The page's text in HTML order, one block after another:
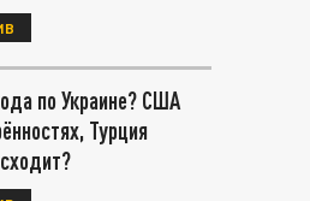
по Украине? США
Турция